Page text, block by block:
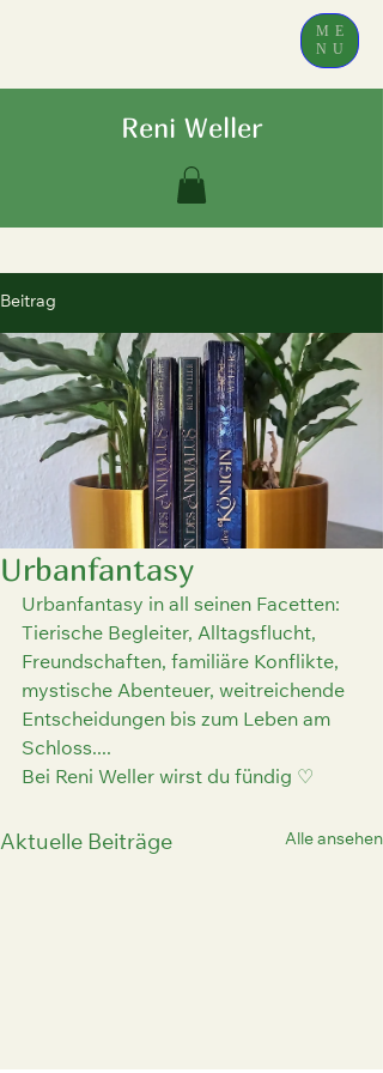
Reni Weller
ME
NU
Beitrag
Urbanfantasy
Urbanfantasy in all seinen Facetten:
Tierische Begleiter, Alltagsflucht,
Freundschaften, familiäre Konflikte,
mystische Abenteuer, weitreichende
Entscheidungen bis zum Leben am
Schloss....
Bei Reni Weller wirst du fündig ♡
Aktuelle Beiträge Alle ansehen